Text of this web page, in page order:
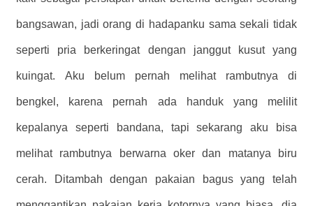
bangsawan, jadi orang di hadapanku sama sekali tidak
seperti pria berkeringat dengan janggut kusut yang
kuingat. Aku belum pernah melihat rambutnya di
bengkel, karena pernah ada handuk yang melilit
kepalanya seperti bandana, tapi sekarang aku bisa
melihat rambutnya berwarna oker dan matanya biru
cerah. Ditambah dengan pakaian bagus yang telah